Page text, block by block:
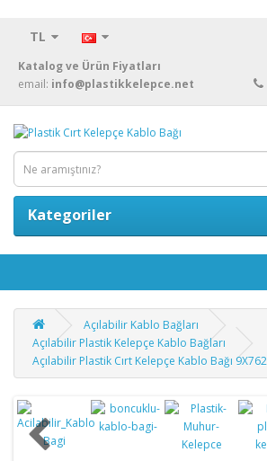
TL
Katalog ve Ürün Fiyatları
email: info@plastikkelepce.net
Kategoriler
Açılabilir Kablo Bağları
Açılabilir Plastik Kelepçe Kablo Bağları
Açılabilir Plastik Cırt Kelepçe Kablo Bağı 9X762